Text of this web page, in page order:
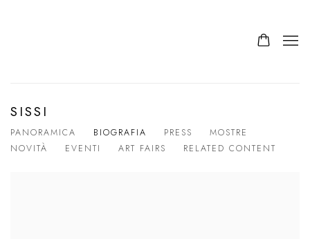
SISSI
PANORAMICA BIOGRAFIA PRESS
MOSTRE
NOVITÀ
EVENTI ART FAIRS RELATED CONTENT